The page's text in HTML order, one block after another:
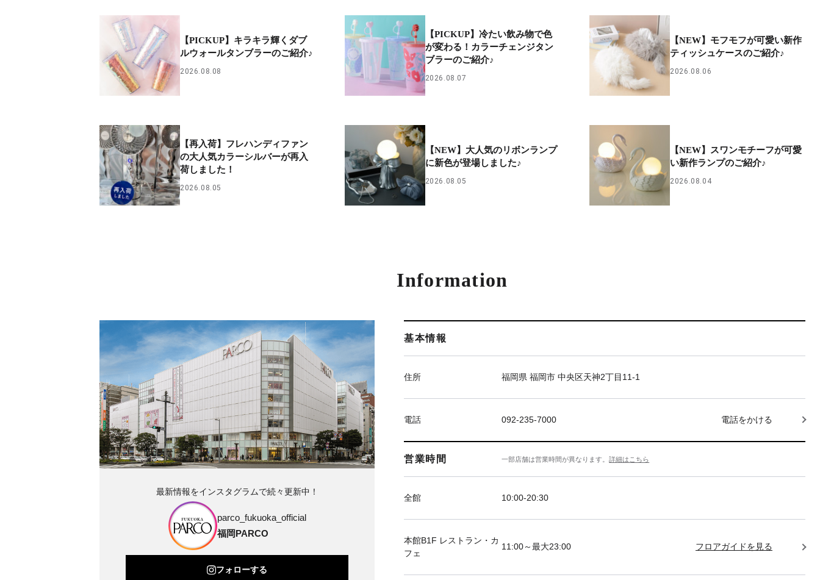
【PICKUP】キラキラ輝くダブ
ルウォールタンブラーのご紹介♪
2026.08.08
【PICKUP】冷たい飲み物で色
が変わる！カラーチェンジタン
ブラーのご紹介♪
2026.08.07
【NEW】モフモフが可愛い新作
ティッシュケースのご紹介♪
2026.08.06
【再入荷】フレハンディファン
の大人気カラーシルバーが再入
荷しました！
2026.08.05
【NEW】大人気のリボンランプ
に新色が登場しました♪
2026.08.05
【NEW】スワンモチーフが可愛
い新作ランプのご紹介♪
2026.08.04
Information
基本情報
住所 福岡県 福岡市 中央区天神2丁目11-1
電話 092-235-7000 電話をかける
営業時間 一部店舗は営業時間が異なります。詳細はこちら
全館 10:00-20:30
本館B1F レストラン・カ
フェ
11:00～最大23:00 フロアガイドを見る
最新情報をインスタグラムで続々更新中！
parco_fukuoka_official
福岡PARCO
フォローする